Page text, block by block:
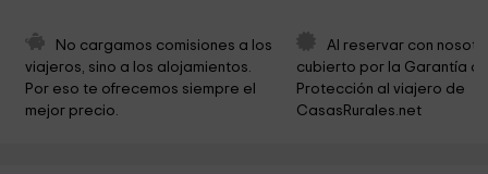
Iglesia - Casa Natal de San Pedro del Barco 3,4 km
3,4 km
No cargamos comisiones a los
viajeros, sino a los alojamientos.
Por eso te ofrecemos siempre el
mejor precio.
Al reservar con
cubierto por la Garantía
Protección al viajero de
CasasRurales.net